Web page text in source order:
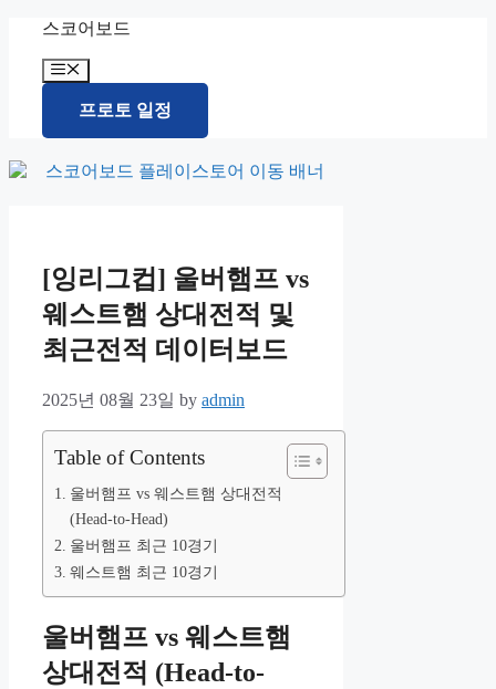
content
스코어보드
Menu
프로토 일정
[잉리그컵] 울버햄프 vs
웨스트햄 상대전적 및
최근전적 데이터보드
2025년 08월 23일 by admin
Table of Contents
울버햄프 vs 웨스트햄 상대전적
(Head-to-Head)
울버햄프 최근 10경기
웨스트햄 최근 10경기
울버햄프 vs 웨스트햄
상대전적 (Head-to-